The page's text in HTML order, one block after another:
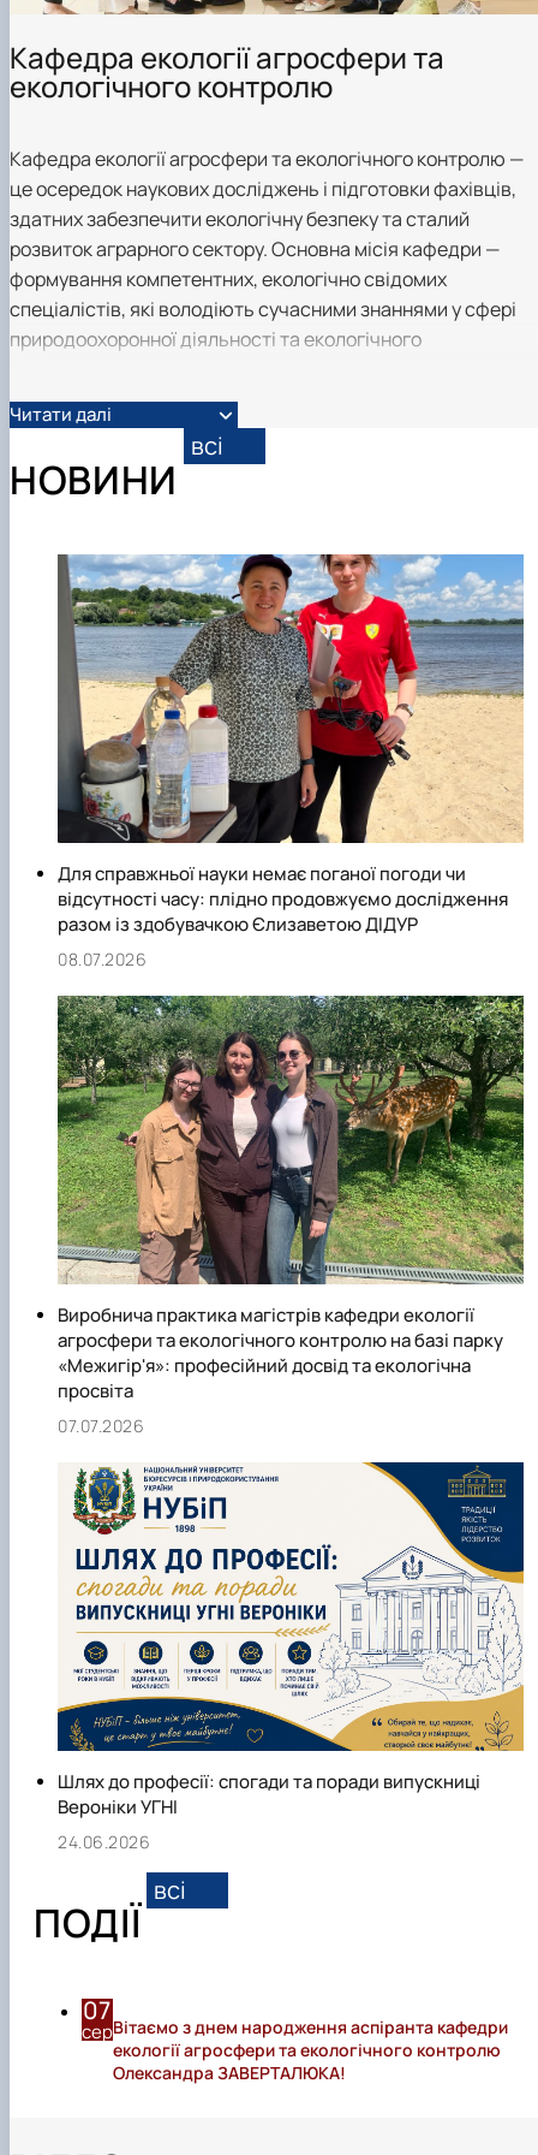
Кафедра екології агросфери та
екологічного контролю
Кафедра екології агросфери та екологічного контролю —
це осередок наукових досліджень і підготовки фахівців,
здатних забезпечити екологічну безпеку та сталий
розвиток аграрного сектору. Основна місія кафедри —
формування компетентних, екологічно свідомих
спеціалістів, які володіють сучасними знаннями у сфері
природоохоронної діяльності та екологічного
Навчальний процес поєднує теоретичну підготовку з
практичними дослідженнями, лабораторними аналізами,
польовими виїздами та участю студентів у наукових
проєктах.
екологічного стану водних об"єктів, агроландшафтів,
розроблення природоохоронних технологій.
Читати далі
НОВИНИ
всі
Для справжньої науки немає поганої погоди чи
відсутності часу: плідно продовжуємо дослідження
разом із здобувачкою Єлизаветою ДІДУР
08.07.2026
Виробнича практика магістрів кафедри екології
агросфери та екологічного контролю на базі парку
«Межигір'я»: професійний досвід та екологічна
просвіта
07.07.2026
Шлях до професії: спогади та поради випускниці
Вероніки УГНІ
24.06.2026
ПОДІЇ
всі
07
серВітаємо з днем народження аспіранта кафедри
екології агросфери та екологічного контролю
Олександра ЗАВЕРТАЛЮКА!